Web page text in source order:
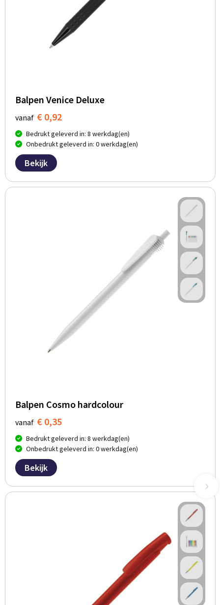
Balpen Venice Deluxe
vanaf € 0,92
Bedrukt geleverd in: 8 werkdag(en)
Onbedrukt geleverd in: 0 werkdag(en)
Bekijk
Balpen Cosmo hardcolour
vanaf € 0,35
Bedrukt geleverd in: 8 werkdag(en)
Onbedrukt geleverd in: 0 werkdag(en)
Bekijk